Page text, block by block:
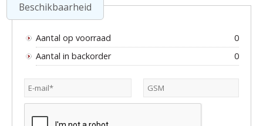
Beschikbaarheid
Aantal op voorraad
0
Aantal in backorder
0